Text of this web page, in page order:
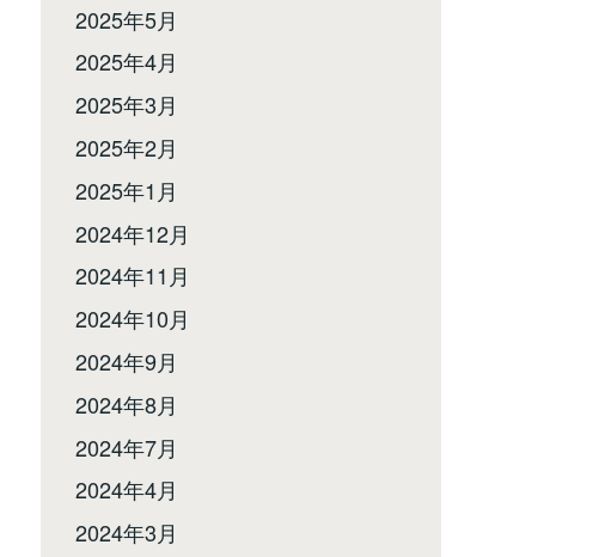
2025年5月
2025年4月
2025年3月
2025年2月
2025年1月
2024年12月
2024年11月
2024年10月
2024年9月
2024年8月
2024年7月
2024年4月
2024年3月